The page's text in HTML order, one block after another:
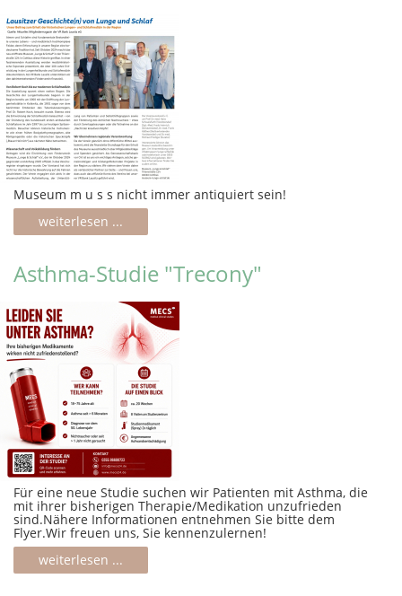
Museum m u s s nicht immer antiquiert sein!
weiterlesen ...
Asthma-Studie "Trecony"
Für eine neue Studie suchen wir Patienten mit Asthma, die
mit ihrer bisherigen Therapie/Medikation unzufrieden
sind.Nähere Informationen entnehmen Sie bitte dem
Flyer.Wir freuen uns, Sie kennenzulernen!
weiterlesen ...